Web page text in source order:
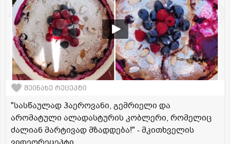
შეინახე რეცეპტი
"სასწაულად ჰაეროვანი, გემრიელი და
არომატული ალადასტურის კობლერი, რომელიც
ძალიან მარტივად მზადდება!" - მკითხველის